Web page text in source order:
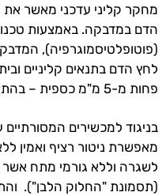
מחקר קליני עדכני מאשר את
(פוטופלטיסמוגרפיה),
לחץ הדם בתנאים קליניים
פחות מ-5 מ"מ כספית – בהתאם לתקני ISO המחמירים ביותר.
בניגוד למכשירים
מאפשרת ניטור רציף ואמין
לשגרה וללא גורמי מתח אשר
(תסמונת "החלוק הלבן").